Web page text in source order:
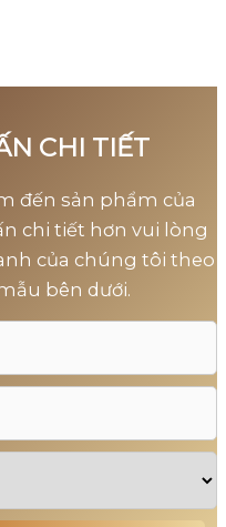
CHI TIẾT
đến sản phẩm của
chi tiết hơn vui lòng
của chúng tôi theo
bên dưới.